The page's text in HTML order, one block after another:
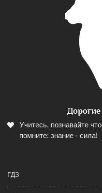
Дорогие
Учитесь, познавайте
помните: знание - сила!
ГДЗ